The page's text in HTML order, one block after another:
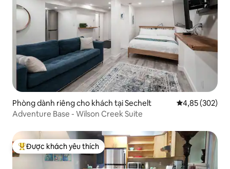
Phòng dành riêng cho khách tại Sechelt Xếp hạng
4,85 (302)
Adventure Base - Wilson Creek Suite
Được khách yêu thích nhất
Được khách yêu thích